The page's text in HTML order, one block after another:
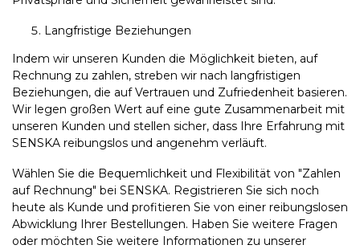
Langfristige Beziehungen
Indem wir unseren Kunden die Möglichkeit bieten, auf
Rechnung zu zahlen, streben wir nach langfristigen
Beziehungen, die auf Vertrauen und Zufriedenheit basieren.
Wir legen großen Wert auf eine gute Zusammenarbeit mit
unseren Kunden und stellen sicher, dass Ihre Erfahrung mit
SENSKA reibungslos und angenehm verläuft.
Wählen Sie die Bequemlichkeit und Flexibilität von "Zahlen
auf Rechnung" bei SENSKA. Registrieren Sie sich noch
heute als Kunde und profitieren Sie von einer reibungslosen
Abwicklung Ihrer Bestellungen. Haben Sie weitere Fragen
oder möchten Sie weitere Informationen zu unserer